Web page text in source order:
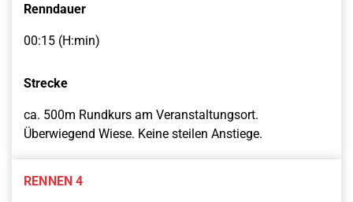
Renndauer
00:15 (H:min)
Strecke
ca. 500m Rundkurs am Veranstaltungsort.
Überwiegend Wiese. Keine steilen Anstiege.
RENNEN 4